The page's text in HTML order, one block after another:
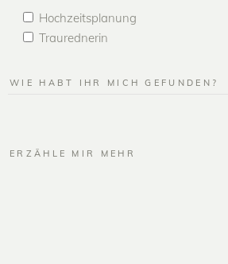
Hochzeitsplanung
Traurednerin